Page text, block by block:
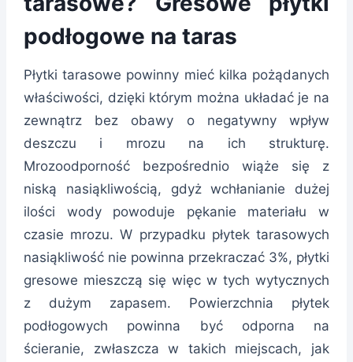
podłogowe na taras
Płytki tarasowe powinny mieć kilka pożądanych
właściwości, dzięki którym można układać je na
zewnątrz bez obawy o negatywny wpływ
deszczu i mrozu na ich strukturę.
Mrozoodporność bezpośrednio wiąże się z
niską nasiąkliwością, gdyż wchłanianie dużej
ilości wody powoduje pękanie materiału w
czasie mrozu. W przypadku płytek tarasowych
nasiąkliwość nie powinna przekraczać 3%, płytki
gresowe mieszczą się więc w tych wytycznych
z dużym zapasem. Powierzchnia płytek
podłogowych powinna być odporna na
ścieranie, zwłaszcza w takich miejscach, jak